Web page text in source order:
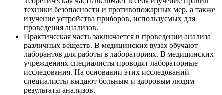
техники безопасности и противопожарных мер, а также
изучение устройства приборов, используемых для
проведения анализов.
Практическая часть заключается в проведении анализа
различных веществ. В медицинских вузах обучают
лаборантов для работы в лабораториях. В медицинских
учреждениях специалисты проводят лабораторные
исследования. На основании этих исследований
специалисты выдают больным и здоровым людям
результаты анализов.